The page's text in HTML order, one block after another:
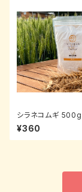
シラネコムギ 500g
ンパク含有量10.3％
¥360